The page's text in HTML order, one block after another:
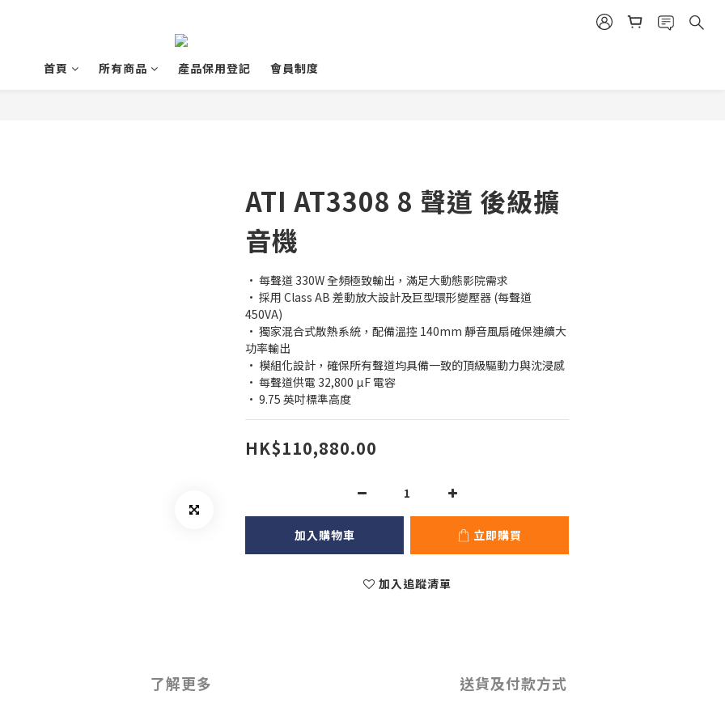
首頁 所有商品 產品保用登記 會員制度
ATI AT3308 8 聲道 後級擴
音機
• 每聲道 330W 全頻極致輸出，滿足大動態影院需求
• 採用 Class AB 差動放大設計及巨型環形變壓器 (每聲道
450VA)
• 獨家混合式散熱系統，配備溫控 140mm 靜音風扇確保連續大
功率輸出
• 模組化設計，確保所有聲道均具備一致的頂級驅動力與沈浸感
• 每聲道供電 32,800 µF 電容
• 9.75 英吋標準高度
HK$110,880.00
加入購物車 立即購買
加入追蹤清單
了解更多 送貨及付款方式